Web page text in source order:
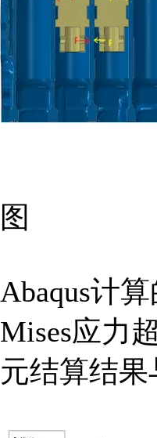
图
Abaqus计
Mises应力
元结算结